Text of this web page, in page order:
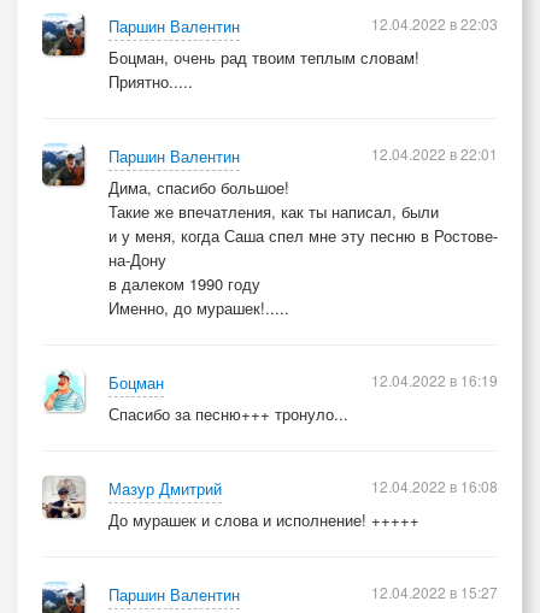
Паршин Валентин
Боцман, очень рад твоим теплым словам!
Приятно.....
12.04.2022 в 22:03
Паршин Валентин
Дима, спасибо большое!
Такие же впечатления, как ты написал, были
и у меня, когда Саша спел мне эту песню в Ростове-
на-Дону
в далеком 1990 году
Именно, до мурашек!.....
12.04.2022 в 22:01
Боцман
Спасибо за песню+++ тронуло...
12.04.2022 в 16:19
Мазур Дмитрий
До мурашек и слова и исполнение! +++++
12.04.2022 в 16:08
Паршин Валентин
12.04.2022 в 15:27